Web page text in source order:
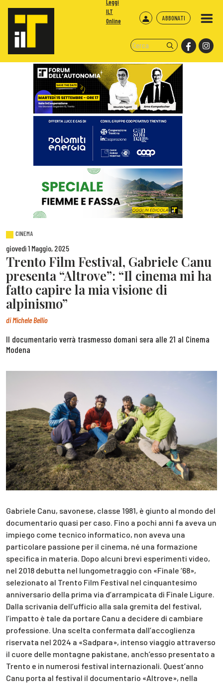
ABBONATI
Leggi
ILT
Online
CINEMA
giovedì 1 Maggio, 2025
Trento Film Festival, Gabriele Canu
presenta “Altrove”: “Il cinema mi ha
fatto capire la mia visione di
alpinismo”
diMichele Bellio
Il documentario verrà trasmesso domani sera alle 21 al Cinema
Modena
Gabriele Canu, savonese, classe 1981, è giunto al mondo del
documentario quasi per caso. Fino a pochi anni fa aveva un
impiego come tecnico informatico, non aveva una
particolare passione per il cinema, né una formazione
specifica in materia. Dopo alcuni brevi esperimenti video,
nel 2018 debutta nel lungometraggio con «Finale ‘68»,
selezionato al Trento Film Festival nel cinquantesimo
anniversario della prima via d’arrampicata di Finale Ligure.
Dalla scrivania dell’ufficio alla sala gremita del festival,
l’impatto è tale da portare Canu a decidere di cambiare
professione. Una scelta confermata dall’accoglienza
riservata nel 2024 a «Sadpara», intenso viaggio attraverso
il cuore delle montagne pakistane, anch’esso presentato a
Trento e in numerosi festival internazionali. Quest’anno
Canu porta al festival il documentario «Altrove», nella